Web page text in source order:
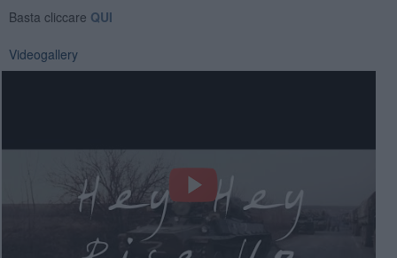
Basta cliccare QUI
Videogallery